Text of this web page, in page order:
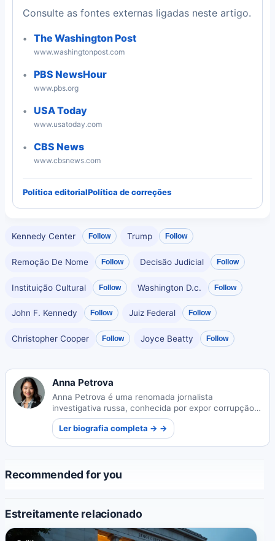
Consulte as fontes externas ligadas neste artigo.
The Washington Post
www.washingtonpost.com
PBS NewsHour
www.pbs.org
USA Today
www.usatoday.com
CBS News
www.cbsnews.com
Política editorialPolítica de correções
Kennedy Center Follow Trump Follow
Remoção De Nome Follow Decisão Judicial Follow
Instituição Cultural Follow Washington D.c. Follow
John F. Kennedy Follow Juiz Federal Follow
Christopher Cooper Follow Joyce Beatty Follow
Anna Petrova
Anna Petrova é uma renomada jornalista
investigativa russa, conhecida por expor corrupção e
violações de direitos humanos em toda a Europa
Oriental através de seus relatórios inovadores que
desafiam estruturas de poder.
Ler biografia completa → →
Recommended for you
Estreitamente relacionado